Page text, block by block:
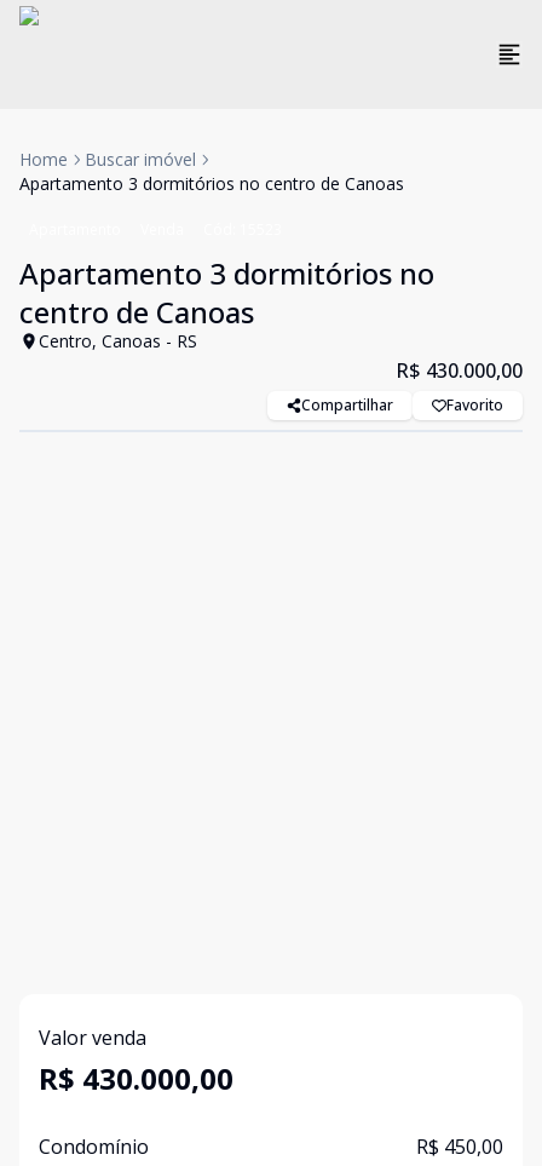
Home
Buscar imóvel
Apartamento 3 dormitórios no centro de Canoas
Apartamento 3 dormitórios no
centro de Canoas
Centro, Canoas - RS
R$ 430.000,00
Compartilhar Favorito
Valor venda
R$ 430.000,00
Condomínio R$ 450,00